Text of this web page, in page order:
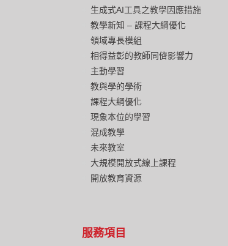
生成式AI工具之教學因應措施
教學新知 – 課程大綱優化
領域專長模組
相得益彰的教師同儕影響力
主動學習
教與學的學術
課程大綱優化
現象本位的學習
混成教學
未來教室
大規模開放式線上課程
開放教育資源
服務項目